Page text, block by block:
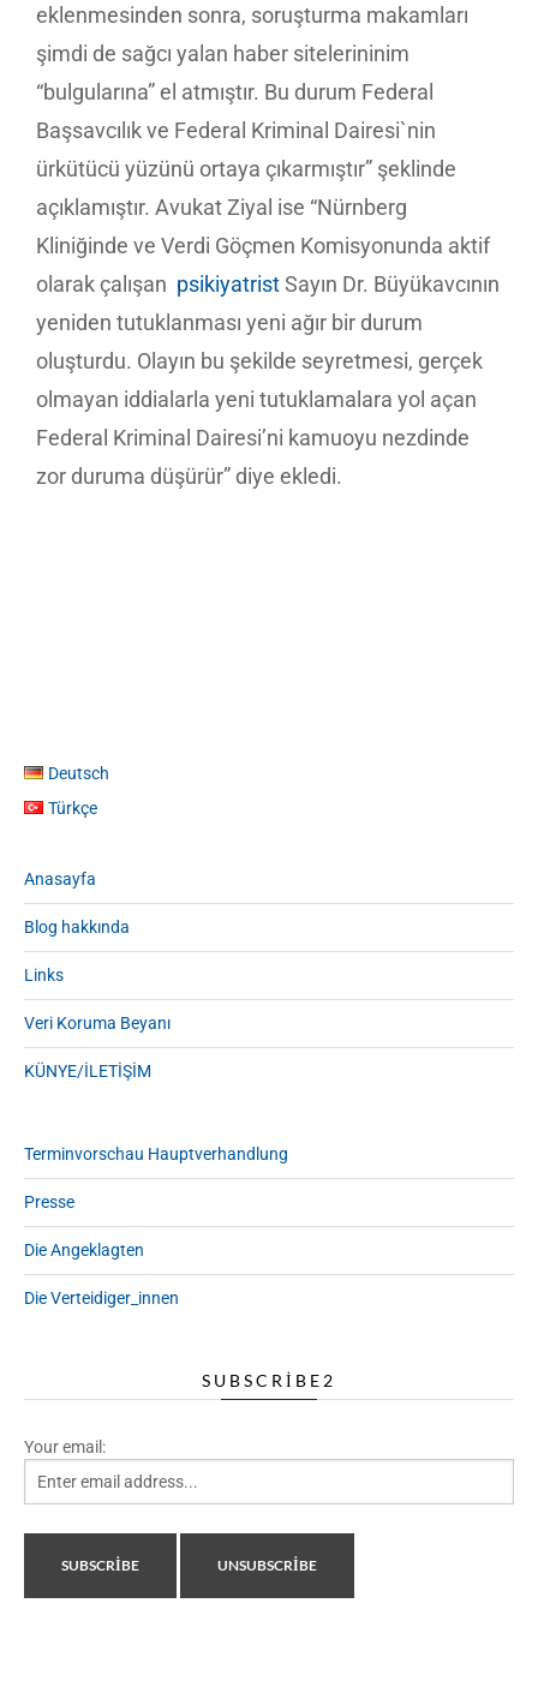
eklenmesinden sonra, soruşturma makamları
şimdi de sağcı yalan haber sitelerininim
“bulgularına” el atmıştır. Bu durum Federal
Başsavcılık ve Federal Kriminal Dairesi`nin
ürkütücü yüzünü ortaya çıkarmıştır” şeklinde
açıklamıştır. Avukat Ziyal ise “Nürnberg
Kliniğinde ve Verdi Göçmen Komisyonunda aktif
olarak çalışan psikiyatristSayın Dr. Büyükavcının
yeniden tutuklanması yeni ağır bir durum
oluşturdu. Olayın bu şekilde seyretmesi, gerçek
olmayan iddialarla yeni tutuklamalara yol açan
Federal Kriminal Dairesi’ni kamuoyu nezdinde
zor duruma düşürür” diye ekledi.
Deutsch
Türkçe
Anasayfa
Blog hakkında
Links
Veri Koruma Beyanı
KÜNYE/İLETİŞİM
Terminvorschau Hauptverhandlung
Presse
Die Angeklagten
Die Verteidiger_innen
SUBSCRIBE2
Your email: